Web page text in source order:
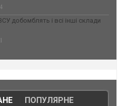
добомблять і всі інші склади
| ПОПУЛЯРНЕ